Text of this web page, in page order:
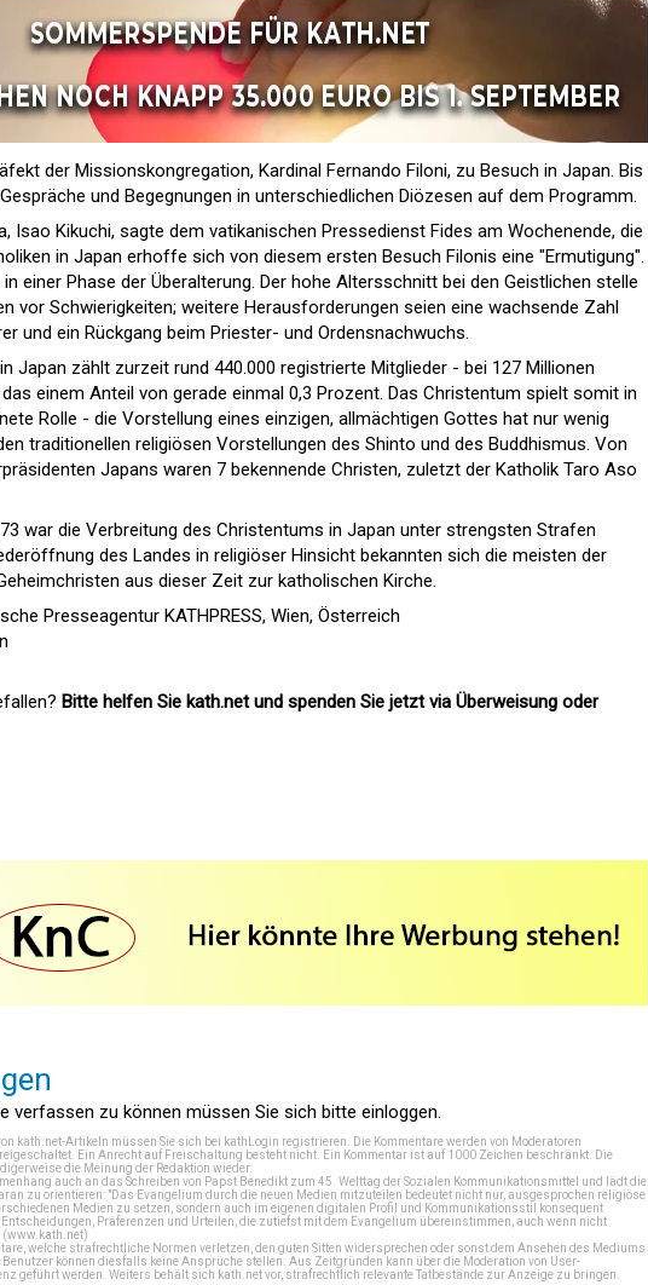
der Missionskongregation, Kardinal Fernando Filoni, zu Besuch in Japan. Bis
und Begegnungen in unterschiedlichen Diözesen auf dem Programm.
Isao Kikuchi, sagte dem vatikanischen Pressedienst Fides am Wochenende, die
in Japan erhoffe sich von diesem ersten Besuch Filonis eine "Ermutigung".
einer Phase der Überalterung. Der hohe Altersschnitt bei den Geistlichen stelle
vor Schwierigkeiten; weitere Herausforderungen seien eine wachsende Zahl
und ein Rückgang beim Priester- und Ordensnachwuchs.
Japan zählt zurzeit rund 440.000 registrierte Mitglieder - bei 127 Millionen
einem Anteil von gerade einmal 0,3 Prozent. Das Christentum spielt somit in
Rolle - die Vorstellung eines einzigen, allmächtigen Gottes hat nur wenig
traditionellen religiösen Vorstellungen des Shinto und des Buddhismus. Von
Japans waren 7 bekennende Christen, zuletzt der Katholik Taro Aso
war die Verbreitung des Christentums in Japan unter strengsten Strafen
des Landes in religiöser Hinsicht bekannten sich die meisten der
aus dieser Zeit zur katholischen Kirche.
Presseagentur KATHPRESS, Wien, Österreich
Bitte helfen Sie kath.net und spenden Sie jetzt via Überweisung oder
verfassen zu können müssen Sie sich bitte einloggen.
kath.net-Artikeln müssen Sie sich bei kathLogin registrieren . Die Kommentare werden von Moderatoren
Ein Anrecht auf Freischaltung besteht nicht. Ein Kommentar ist auf 1000 Zeichen beschränkt. Die
die Meinung der Redaktion wieder.
auch an das Schreiben von Papst Benedikt zum 45. Welttag der Sozialen Kommunikationsmittel und lädt die
zu orientieren: "Das Evangelium durch die neuen Medien mitzuteilen bedeutet nicht nur, ausgesprochen religiöse
Medien zu setzen, sondern auch im eigenen digitalen Profil und Kommunikationsstil konsequent
Präferenzen und Urteilen, die zutiefst mit dem Evangelium übereinstimmen, auch wenn nicht
(www.kath.net)
welche strafrechtliche Normen verletzen, den guten Sitten widersprechen oder sonst dem Ansehen des Mediums
können diesfalls keine Ansprüche stellen. Aus Zeitgründen kann über die Moderation von User-
geführt werden. Weiters behält sich kath.net vor, strafrechtlich relevante Tatbestände zur Anzeige zu bringen.